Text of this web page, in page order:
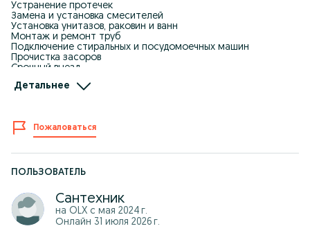
Устранение протечек
Замена и установка смесителей
Установка унитазов, раковин и ванн
Монтаж и ремонт труб
Подключение стиральных и посудомоечных машин
Прочистка засоров
Срочный выезд
Работаю аккуратно, качественно и с гарантией. Использую
Звоните или пишите — быстро решу любые сантехнические
проблемы.
Детальнее
Пожаловаться
ПОЛЬЗОВАТЕЛЬ
Сантехник
на OLX с мая 2024 г.
Онлайн 31 июля 2026 г.